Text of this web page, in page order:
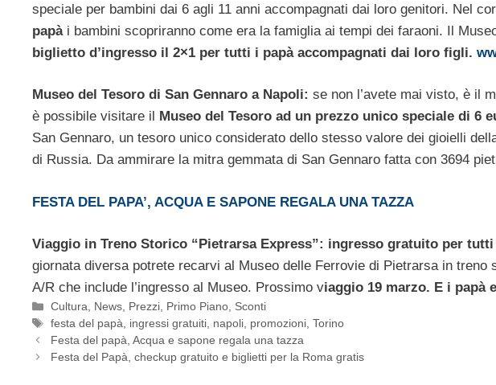
speciale per bambini dai 6 agli 11 anni accompagnati dai loro genitori. Nel
papài bambini scopriranno come era la famiglia ai tempi dei faraoni. Il
biglietto d’ingresso il 2×1 per tutti i papà accompagnati dai loro figli.
Museo del Tesoro di San Gennaro a Napoli: se non l’avete mai visto, è il
è possibile visitare il
Museo del Tesoro ad un prezzo unico speciale di 6
San Gennaro, un tesoro unico considerato dello stesso valore dei gioielli
di Russia. Da ammirare la mitra gemmata di San Gennaro fatta con 3694
FESTA DEL PAPA’, ACQUA E SAPONE REGALA UNA TAZZA
Viaggio in Treno Storico “Pietrarsa Express”: ingresso gratuito per tutti
giornata diversa potrete recarvi al Museo delle Ferrovie di Pietrarsa in
A/R che include l’ingresso al Museo. Prossimo viaggio 19 marzo. E i papà
Categorie
Cultura, News, Prezzi, Primo Piano, Sconti
Tag
festa del papà, ingressi gratuiti, napoli, promozioni,Torino
Festa del papà, Acqua e sapone regala una tazza
Festa del Papà, checkup gratuito e biglietti per la Roma gratis